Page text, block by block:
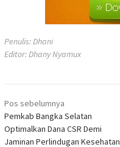
Penulis: Dhani
Editor: Dhany Nyamux
Navigasi
pos
Pos sebelumnya
Pemkab Bangka Selatan
Optimalkan Dana CSR Demi
Jaminan Perlindugan Kesehatan